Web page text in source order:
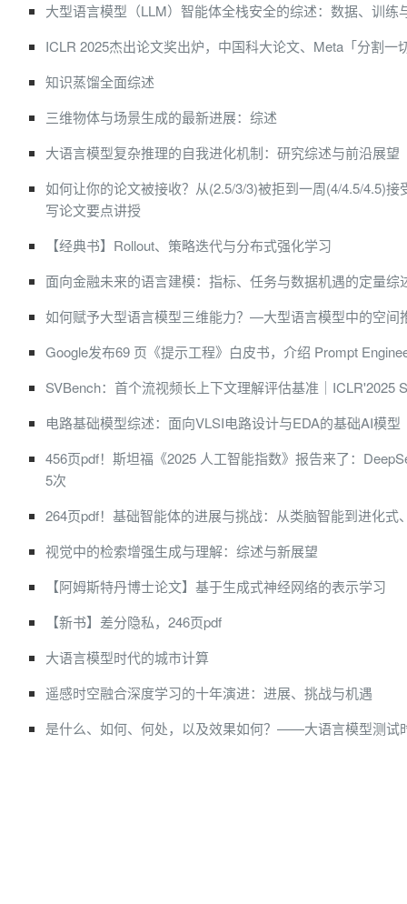
大型语言模型（LLM）智能体全栈安全的综述：数据、训练
ICLR 2025杰出论文奖出炉，中国科大论文、Meta「分割一
知识蒸馏全面综述
三维物体与场景生成的最新进展：综述
大语言模型复杂推理的自我进化机制：研究综述与前沿展望
如何让你的论文被接收？从(2.5/3/3)被拒到一周(4/4.5/4.5)接
写论文要点讲授
【经典书】Rollout、策略迭代与分布式强化学习
面向金融未来的语言建模：指标、任务与数据机遇的定量综
如何赋予大型语言模型三维能力？—大型语言模型中的空间
Google发布69 页《提示工程》白皮书，介绍 Prompt
SVBench：首个流视频长上下文理解评估基准｜ICLR'2025
电路基础模型综述：面向VLSI电路设计与EDA的基础AI模型
456页pdf！斯坦福《2025 人工智能指数》报告来了：
5次
264页pdf！基础智能体的进展与挑战：从类脑智能到进化式
视觉中的检索增强生成与理解：综述与新展望
【阿姆斯特丹博士论文】基于生成式神经网络的表示学习
【新书】差分隐私，246页pdf
大语言模型时代的城市计算
遥感时空融合深度学习的十年演进：进展、挑战与机遇
是什么、如何、何处，以及效果如何？——大语言模型测试